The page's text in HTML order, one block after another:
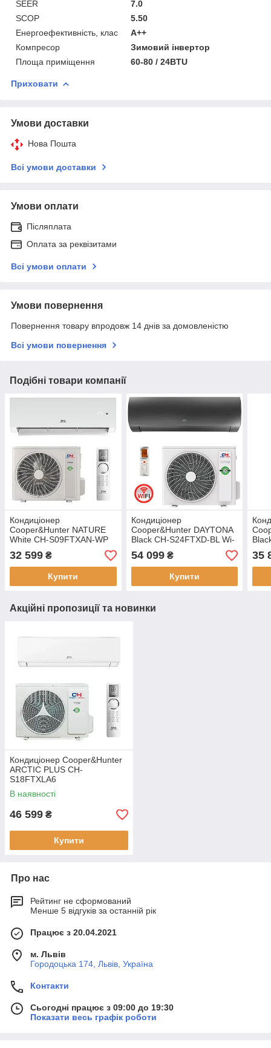
SEER
7.0
SCOP
5.50
Енергоефективність, клас
А++
Компресор
Зимовий інвертор
Площа приміщення
60-80 / 24BTU
Приховати
Умови доставки
Нова Пошта
Всі умови доставки
Умови оплати
Післяплата
Оплата за реквізитами
Всі умови оплати
Умови повернення
Повернення товару впродовж 14 днів за домовленістю
Всі умови повернення
Подібні товари компанії
Кондиціонер
Cooper&Hunter NATURE
White CH-S09FTXAN-WP
32 599 ₴
Купити
Кондиціонер
Cooper&Hunter DAYTONA
Black CH-S24FTXD-BL Wi-
Fi
54 099₴
Купити
35
Акційні пропозиції та новинки
Кондиціонер Cooper&Hunter
ARCTIC PLUS CH-
S18FTXLA6
В наявності
46 599 ₴
Купити
Про нас
Рейтинг не сформований
Менше 5 відгуків за останній рік
Працює з 20.04.2021
м. Львів
Городоцька 174, Львів, Україна
Контакти
Сьогодні працює з 09:00 до 19:30
Показати весь графік роботи